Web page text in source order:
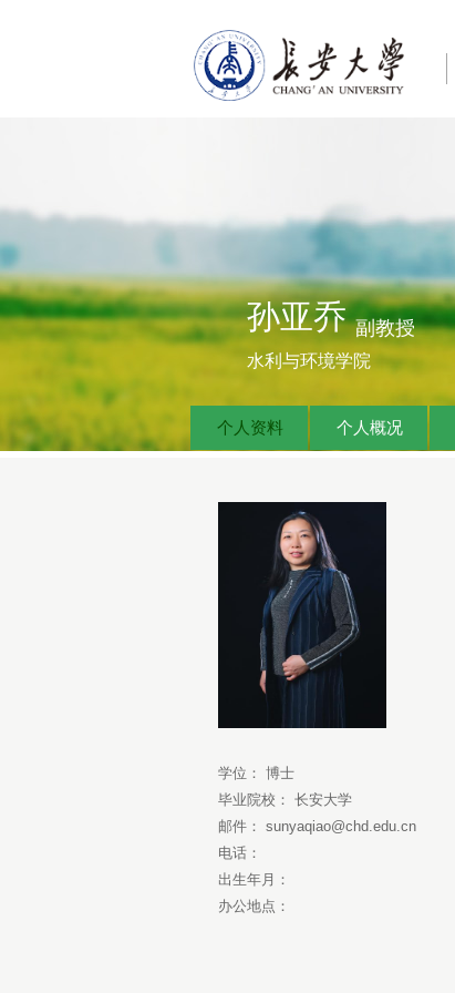
孙亚乔副教授
水利与环境学院
个人资料 个人概况
学位： 博士
毕业院校： 长安大学
邮件： sunyaqiao@chd.edu.cn
电话：
出生年月：
办公地点：